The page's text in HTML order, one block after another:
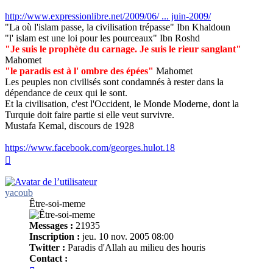
http://www.expressionlibre.net/2009/06/ ... juin-2009/
"La où l'islam passe, la civilisation trépasse" Ibn Khaldoun
"l' islam est une loi pour les pourceaux" Ibn Roshd
"Je suis le prophète du carnage. Je suis le rieur sanglant"
Mahomet
"le paradis est à l' ombre des épées" Mahomet
Les peuples non civilisés sont condamnés à rester dans la
dépendance de ceux qui le sont.
Et la civilisation, c'est l'Occident, le Monde Moderne, dont la
Turquie doit faire partie si elle veut survivre.
Mustafa Kemal, discours de 1928
https://www.facebook.com/georges.hulot.18
yacoub
Être-soi-meme
Messages : 21935
Inscription : jeu. 10 nov. 2005 08:00
Twitter : Paradis d'Allah au milieu des houris
Contact :